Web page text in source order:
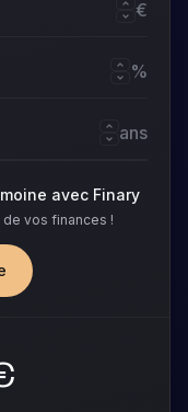
€
%
ans
avec Finary
vos finances !